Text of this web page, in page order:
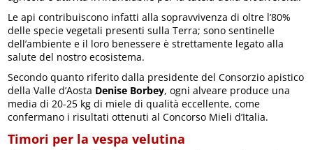
Le api contribuiscono infatti alla sopravvivenza di oltre l’80%
delle specie vegetali presenti sulla Terra; sono sentinelle
dell’ambiente e il loro benessere è strettamente legato alla
salute del nostro ecosistema.
Secondo quanto riferito dalla presidente del Consorzio apistico
della Valle d’Aosta Denise Borbey, ogni alveare produce una
media di 20-25 kg di miele di qualità eccellente, come
confermano i risultati ottenuti al Concorso Mieli d’Italia.
Timori per la vespa velutina